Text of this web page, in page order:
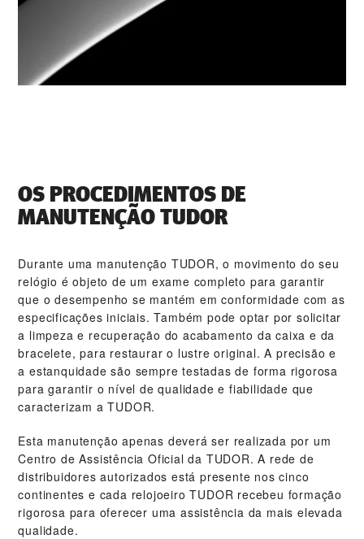
OS PROCEDIMENTOS DE
MANUTENÇÃO TUDOR
Durante uma manutenção TUDOR, o movimento do seu
relógio é objeto de um exame completo para garantir
que o desempenho se mantém em conformidade com as
especificações iniciais. Também pode optar por solicitar
a limpeza e recuperação do acabamento da caixa e da
bracelete, para restaurar o lustre original. A precisão e
a estanquidade são sempre testadas de forma rigorosa
para garantir o nível de qualidade e fiabilidade que
caracterizam a TUDOR.
Esta manutenção apenas deverá ser realizada por um
Centro de Assistência Oficial da TUDOR. A rede de
distribuidores autorizados está presente nos cinco
continentes e cada relojoeiro TUDOR recebeu formação
rigorosa para oferecer uma assistência da mais elevada
qualidade.